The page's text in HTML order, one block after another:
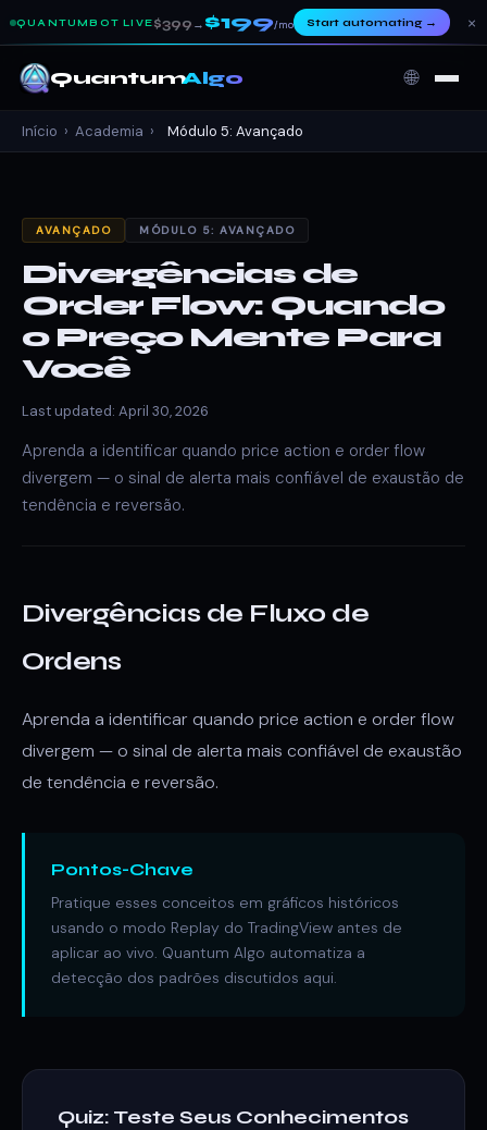
QUANTUMBOT LIVE $399 → $199/mo Start automating→ ×
QuantumAlgo 🌐
Início › Academia › Módulo 5: Avançado
AVANÇADO MÓDULO 5: AVANÇADO
Divergências de
Order Flow: Quando
o Preço Mente Para
Você
Last updated: April 30, 2026
Aprenda a identificar quando price action e order flow
divergem — o sinal de alerta mais confiável de exaustão de
tendência e reversão.
Divergências de Fluxo de
Ordens
Aprenda a identificar quando price action e order flow
divergem — o sinal de alerta mais confiável de exaustão
de tendência e reversão.
Pontos-Chave
Pratique esses conceitos em gráficos históricos
usando o modo Replay do TradingView antes de
aplicar ao vivo. Quantum Algo automatiza a
detecção dos padrões discutidos aqui.
Quiz: Teste Seus Conhecimentos